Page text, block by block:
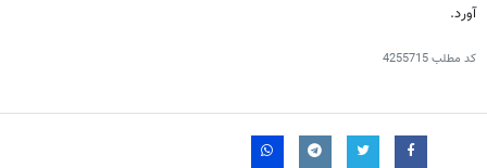
آورد.
کد مطلب4255715